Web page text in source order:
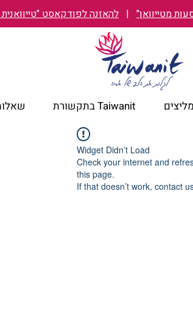
מטייוואן" | להאזנה לפודקאסט "טייוואנית TAIWANIT"
Taiwanit בתקשורת
Widget Didn’t Load
Check your internet and
this page.
If that doesn’t work, contact